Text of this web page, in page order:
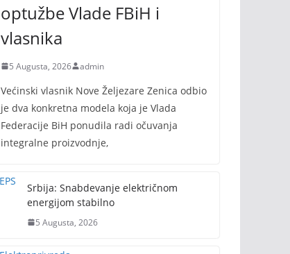
optužbe Vlade FBiH i
vlasnika
5 Augusta, 2026 admin
Većinski vlasnik Nove Željezare Zenica odbio
je dva konkretna modela koja je Vlada
Federacije BiH ponudila radi očuvanja
integralne proizvodnje,
Srbija: Snabdevanje električnom
energijom stabilno
5 Augusta, 2026